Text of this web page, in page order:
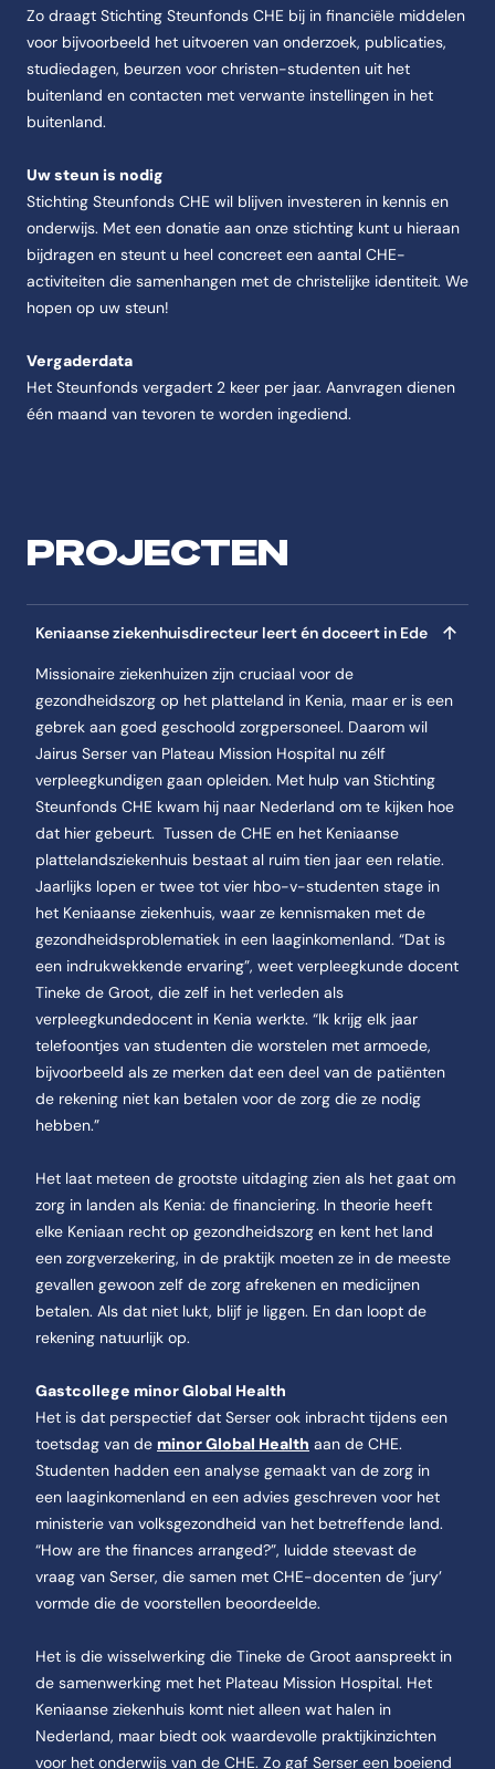
Zo draagt Stichting Steunfonds CHE bij in financiële middelen
voor bijvoorbeeld het uitvoeren van onderzoek, publicaties,
studiedagen, beurzen voor christen-studenten uit het
buitenland en contacten met verwante instellingen in het
buitenland.
Uw steun is nodig
Stichting Steunfonds CHE wil blijven investeren in kennis en
onderwijs. Met een donatie aan onze stichting kunt u hieraan
bijdragen en steunt u heel concreet een aantal CHE-
activiteiten die samenhangen met de christelijke identiteit. We
hopen op uw steun!
Vergaderdata
Het Steunfonds vergadert 2 keer per jaar. Aanvragen dienen
één maand van tevoren te worden ingediend.
PROJECTEN
Keniaanse ziekenhuisdirecteur leert én doceert in Ede
Missionaire ziekenhuizen zijn cruciaal voor de
gezondheidszorg op het platteland in Kenia, maar er is een
gebrek aan goed geschoold zorgpersoneel. Daarom wil
Jairus Serser van Plateau Mission Hospital nu zélf
verpleegkundigen gaan opleiden. Met hulp van Stichting
Steunfonds CHE kwam hij naar Nederland om te kijken hoe
dat hier gebeurt. Tussen de CHE en het Keniaanse
plattelandsziekenhuis bestaat al ruim tien jaar een relatie.
Jaarlijks lopen er twee tot vier hbo-v-studenten stage in
het Keniaanse ziekenhuis, waar ze kennismaken met de
gezondheidsproblematiek in een laaginkomenland. “Dat is
een indrukwekkende ervaring”, weet verpleegkunde docent
Tineke de Groot, die zelf in het verleden als
verpleegkundedocent in Kenia werkte. “Ik krijg elk jaar
telefoontjes van studenten die worstelen met armoede,
bijvoorbeeld als ze merken dat een deel van de patiënten
de rekening niet kan betalen voor de zorg die ze nodig
hebben.”
Het laat meteen de grootste uitdaging zien als het gaat om
zorg in landen als Kenia: de financiering. In theorie heeft
elke Keniaan recht op gezondheidszorg en kent het land
een zorgverzekering, in de praktijk moeten ze in de meeste
gevallen gewoon zelf de zorg afrekenen en medicijnen
betalen. Als dat niet lukt, blijf je liggen. En dan loopt de
rekening natuurlijk op.
Gastcollege minor Global Health
Het is dat perspectief dat Serser ook inbracht tijdens een
toetsdag van de minor Global Health aan de CHE.
Studenten hadden een analyse gemaakt van de zorg in
een laaginkomenland en een advies geschreven voor het
ministerie van volksgezondheid van het betreffende land.
“How are the finances arranged?”, luidde steevast de
vraag van Serser, die samen met CHE-docenten de ‘jury’
vormde die de voorstellen beoordeelde.
Het is die wisselwerking die Tineke de Groot aanspreekt in
de samenwerking met het Plateau Mission Hospital. Het
Keniaanse ziekenhuis komt niet alleen wat halen in
Nederland, maar biedt ook waardevolle praktijkinzichten
voor het onderwijs van de CHE. Zo gaf Serser een boeiend